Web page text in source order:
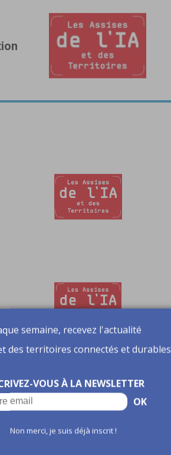
semaine, recevez l'actualité
des territoires connectés et durables
VOUS À LA NEWSLETTER
OK
Non merci, je suis déjà inscrit !